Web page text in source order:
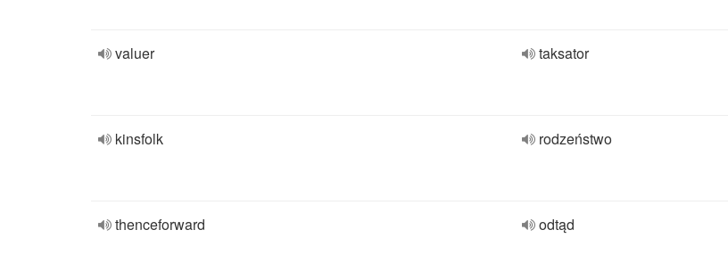
valuer taksator
kinsfolk rodzeństwo
thenceforward odtąd